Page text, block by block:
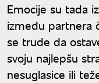
Emocije su tada
između partnera
se trude da
svoju najlepšu
nesuglasice ili